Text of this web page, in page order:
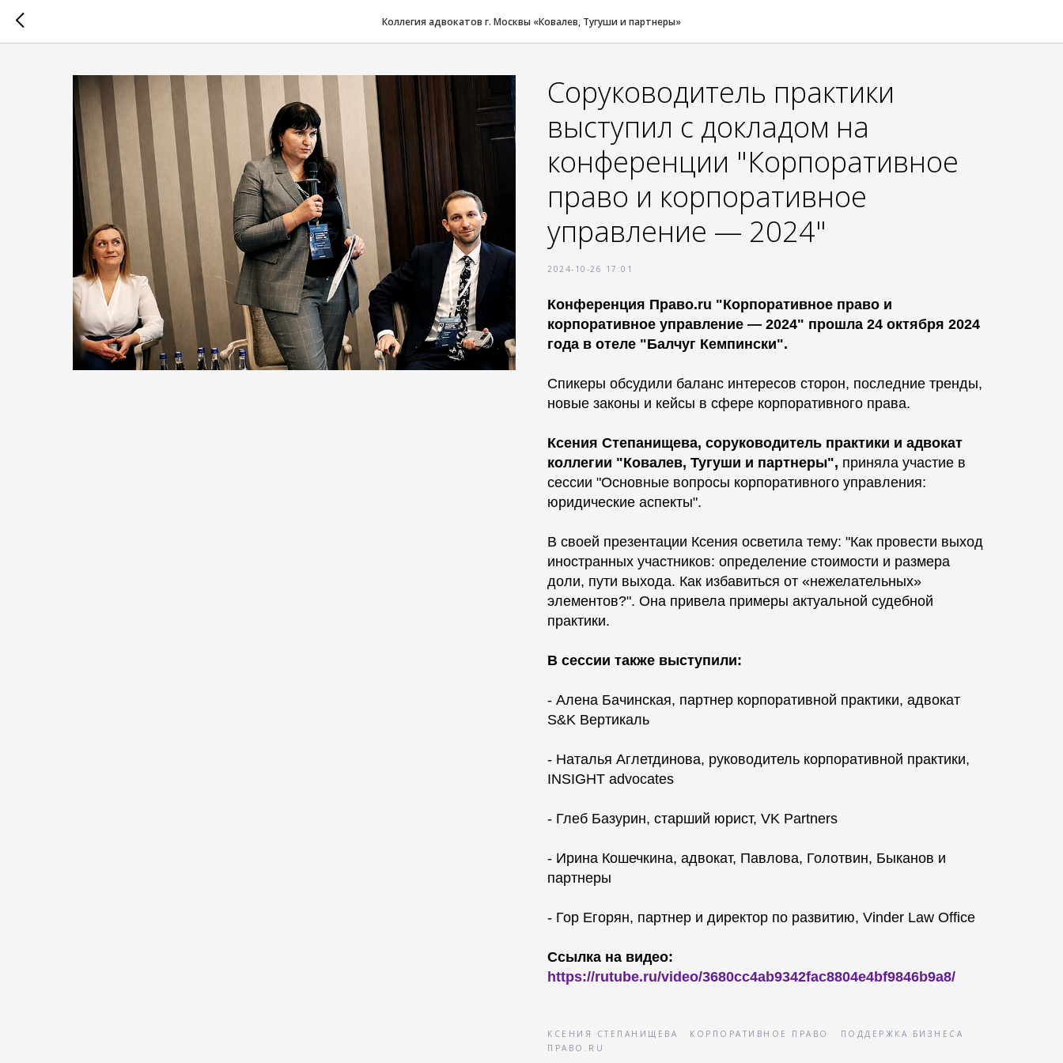
Коллегия адвокатов г. Москвы «Ковалев, Тугуши и партнеры»
Соруководитель практики
выступил с докладом на
конференции "Корпоративное
право и корпоративное
управление — 2024"
2024-10-26 17:01
Конференция Право.ru "Корпоративное право и
корпоративное управление — 2024" прошла 24 октября 2024
года в отеле "Балчуг Кемпински".
Спикеры обсудили баланс интересов сторон, последние тренды,
новые законы и кейсы в сфере корпоративного права.
Ксения Степанищева, соруководитель практики и адвокат
коллегии "Ковалев, Тугуши и партнеры", приняла участие в
сессии "Основные вопросы корпоративного управления:
юридические аспекты".
В своей презентации Ксения осветила тему: "Как провести выход
иностранных участников: определение стоимости и размера
доли, пути выхода. Как избавиться от «нежелательных»
элементов?". Она привела примеры актуальной судебной
практики.
В сессии также выступили:
- Алена Бачинская, партнер корпоративной практики, адвокат
S&K Вертикаль
- Наталья Аглетдинова, руководитель корпоративной практики,
INSIGHT advocates
- Глеб Базурин, старший юрист, VK Partners
- Ирина Кошечкина, адвокат, Павлова, Голотвин, Быканов и
партнеры
- Гор Егорян, партнер и директор по развитию, Vinder Law Office
Ссылка на видео:
https://rutube.ru/video/3680cc4ab9342fac8804e4bf9846b9a8/
КСЕНИЯ СТЕПАНИЩЕВА КОРПОРАТИВНОЕ ПРАВО
ПОДДЕРЖКА БИЗНЕСА
ПРАВО.RU